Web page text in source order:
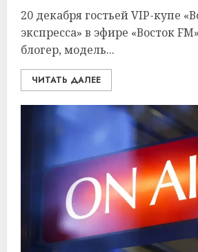
20 декабря гостьей VIP-купе
экспресса» в эфире «Восток
блогер, модель...
ЧИТАТЬ ДАЛЕЕ